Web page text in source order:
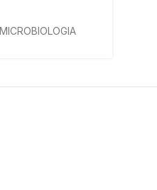
MICROBIOLOGIA